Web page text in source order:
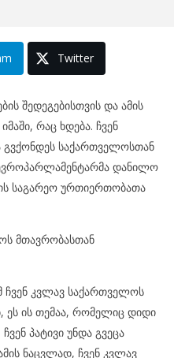
Twitter
შედეგებისთვის და ამის
რაც ხდება. ჩვენ
საქართველოსთან
ევროპარლამენტარმა დანილო
საგარეო ურთიერთობათა
მთავრობასთან
ჩვენ კვლავ საქართველოს
ეს ის თემაა, რომელიც დიდი
პატივი უნდა გვეცა
ნაცვლად, ჩვენ კვლავ